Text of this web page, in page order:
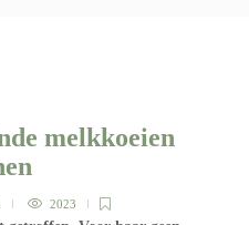
melkkoeien
2023